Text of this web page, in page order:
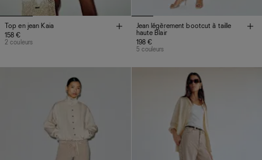
Top en jean Kaia
158 €
2 couleurs
Jean légèrement bootcut à taille
haute Blair
198 €
5 couleurs